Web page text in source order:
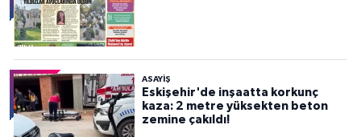
ASAYİŞ
Eskişehir'de inşaatta korkunç
kaza: 2 metre yüksekten beton
zemine çakıldı!